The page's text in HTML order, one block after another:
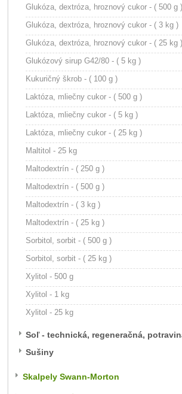
Glukóza, dextróza, hroznový cukor - ( 500 g )
Glukóza, dextróza, hroznový cukor - ( 3 kg )
Glukóza, dextróza, hroznový cukor - ( 25 kg )
Glukózový sirup G42/80 - ( 5 kg )
Kukuričný škrob - ( 100 g )
Laktóza, mliečny cukor - ( 500 g )
Laktóza, mliečny cukor - ( 5 kg )
Laktóza, mliečny cukor - ( 25 kg )
Maltitol - 25 kg
Maltodextrín - ( 250 g )
Maltodextrín - ( 500 g )
Maltodextrín - ( 3 kg )
Maltodextrín - ( 25 kg )
Sorbitol, sorbit - ( 500 g )
Sorbitol, sorbit - ( 25 kg )
Xylitol - 500 g
Xylitol - 1 kg
Xylitol - 25 kg
Soľ - technická, regeneračná,
Sušiny
Skalpely Swann-Morton